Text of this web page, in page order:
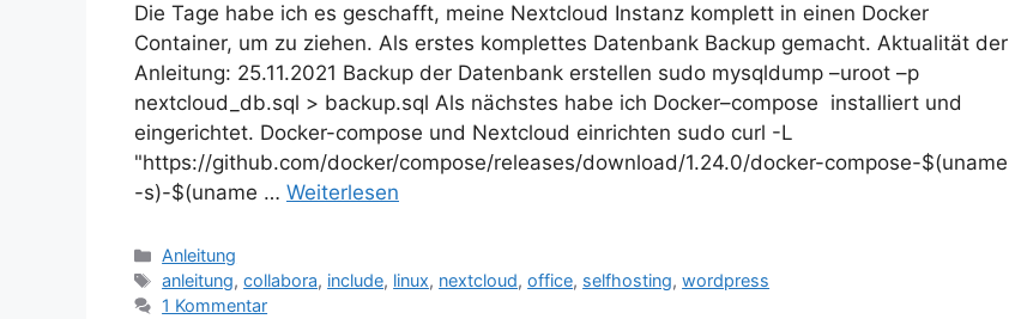
Die Tage habe ich es geschafft, meine Nextcloud Instanz komplett in einen Docker
Container, um zu ziehen. Als erstes komplettes Datenbank Backup gemacht. Aktualität der
Anleitung: 25.11.2021 Backup der Datenbank erstellen sudo mysqldump –uroot –p
nextcloud_db.sql > backup.sql Als nächstes habe ich Docker–compose installiert und
eingerichtet. Docker-compose und Nextcloud einrichten sudo curl -L
"https://github.com/docker/compose/releases/download/1.24.0/docker-compose-$(uname
-s)-$(uname … Weiterlesen
Kategorien
Anleitung
Schlagwörter
anleitung,collabora, include, linux, nextcloud,office, selfhosting,wordpress
1 Kommentar